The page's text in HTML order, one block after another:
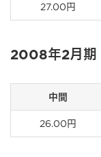
27.00円
2008年2月期
中間
26.00円